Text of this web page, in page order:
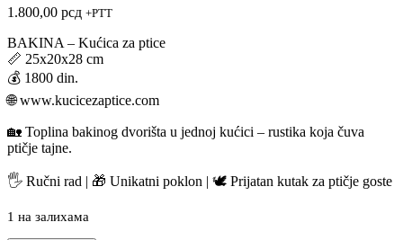
1.800,00 рсд +PTT
BAKINA – Kućica za ptice
📏 25x20x28 cm
💰 1800 din.
🌐 www.kucicezaptice.com
🏡 Toplina bakinog dvorišta u jednoj kućici – rustika koja čuva
ptičje tajne.
🖐️ Ručni rad | 🎁 Unikatni poklon | 🕊️ Prijatan kutak za ptičje goste
1 на залихама